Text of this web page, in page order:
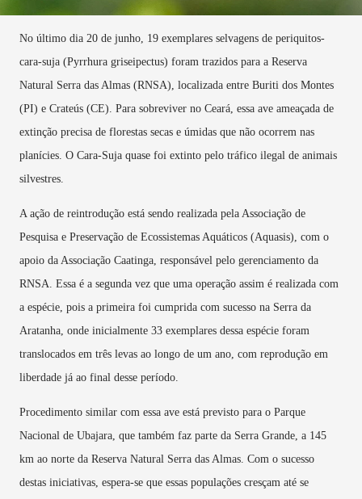
No último dia 20 de junho, 19 exemplares selvagens de periquitos-
cara-suja (Pyrrhura griseipectus) foram trazidos para a Reserva
Natural Serra das Almas (RNSA), localizada entre Buriti dos Montes
(PI) e Crateús (CE). Para sobreviver no Ceará, essa ave ameaçada de
extinção precisa de florestas secas e úmidas que não ocorrem nas
planícies. O Cara-Suja quase foi extinto pelo tráfico ilegal de animais
silvestres.
A ação de reintrodução está sendo realizada pela Associação de
Pesquisa e Preservação de Ecossistemas Aquáticos (Aquasis), com o
apoio da Associação Caatinga, responsável pelo gerenciamento da
RNSA. Essa é a segunda vez que uma operação assim é realizada com
a espécie, pois a primeira foi cumprida com sucesso na Serra da
Aratanha, onde inicialmente 33 exemplares dessa espécie foram
translocados em três levas ao longo de um ano, com reprodução em
liberdade já ao final desse período.
Procedimento similar com essa ave está previsto para o Parque
Nacional de Ubajara, que também faz parte da Serra Grande, a 145
km ao norte da Reserva Natural Serra das Almas. Com o sucesso
destas iniciativas, espera-se que essas populações cresçam até se